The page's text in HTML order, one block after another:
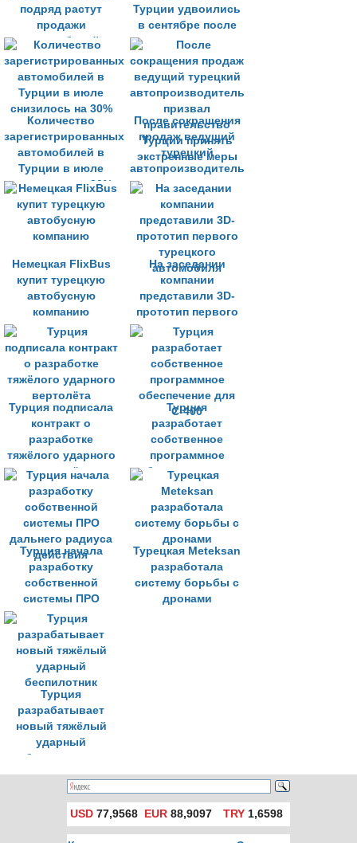
подряд растут
продажи
автомобилей
Турции удвоились
в сентябре после
снижения ставки
автокредитования
Количество
зарегистрированных
автомобилей в
Турции в июле
снизилось на 30%
После сокращения
продаж ведущий
турецкий
автопроизводитель
призвал
правительство
Турции принять
экстренные меры
Немецкая FlixBus
купит турецкую
автобусную
компанию
На заседании
компании
представили 3D-
прототип первого
турецкого
автомобиля
Турция подписала
контракт о
разработке
тяжёлого ударного
вертолёта
Турция
разработает
собственное
программное
обеспечение для
С-400
Турция начала
разработку
собственной
системы ПРО
дальнего радиуса
действия
Турецкая Meteksan
разработала
систему борьбы с
дронами
Турция
разрабатывает
новый тяжёлый
ударный
беспилотник
USD 77,9568 EUR 88,9097 TRY1,6598